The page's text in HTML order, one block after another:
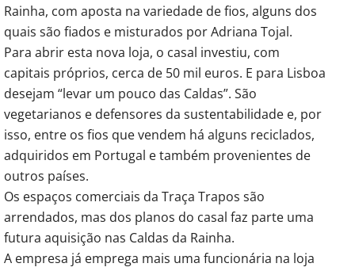
Rainha, com aposta na variedade de fios, alguns dos
quais são fiados e misturados por Adriana Tojal.
Para abrir esta nova loja, o casal investiu, com
capitais próprios, cerca de 50 mil euros. E para Lisboa
desejam “levar um pouco das Caldas”. São
vegetarianos e defensores da sustentabilidade e, por
isso, entre os fios que vendem há alguns reciclados,
adquiridos em Portugal e também provenientes de
outros países.
Os espaços comerciais da Traça Trapos são
arrendados, mas dos planos do casal faz parte uma
futura aquisição nas Caldas da Rainha.
A empresa já emprega mais uma funcionária na loja